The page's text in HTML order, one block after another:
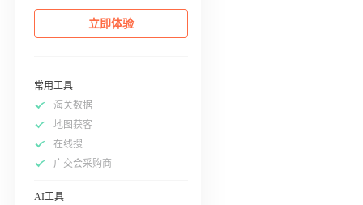
立即体验
常用工具
海关数据
地图获客
在线搜
广交会采购商
AI工具